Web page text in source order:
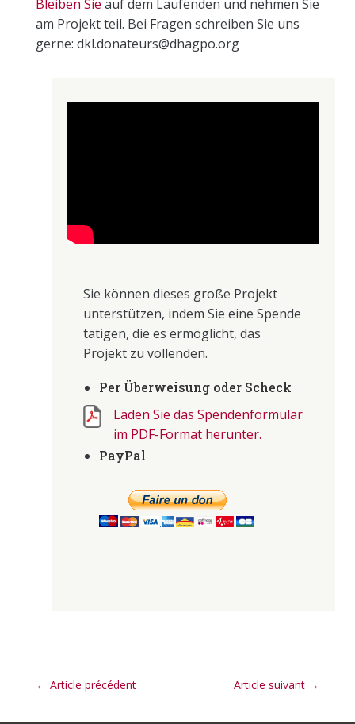
Bleiben Sie auf dem Laufenden und nehmen Sie
am Projekt teil. Bei Fragen schreiben Sie uns
gerne: dkl.donateurs@dhagpo.org
Sie können dieses große Projekt
unterstützen, indem Sie eine Spende
tätigen, die es ermöglicht, das
Projekt zu vollenden.
Per Überweisung oder Scheck
Laden Sie das Spendenformular
im PDF-Format herunter.
PayPal
← Article précédent Article suivant →